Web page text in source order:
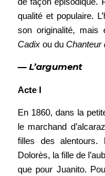
qualité et populaire.
son originalité, mais
Cadix ou du Chanteur
— L’argument
Acte I
En 1860, dans la
le marchand
filles des alentours.
Dolorès, la fille de
que pour Juanito.